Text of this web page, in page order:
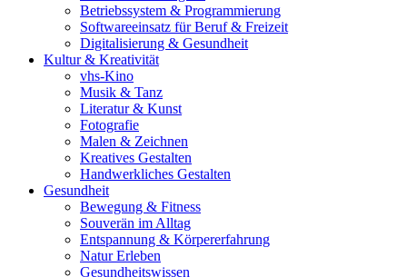
Betriebssystem & Programmierung
Softwareeinsatz für Beruf & Freizeit
Digitalisierung & Gesundheit
Kultur & Kreativität
vhs-Kino
Musik & Tanz
Literatur & Kunst
Fotografie
Malen & Zeichnen
Kreatives Gestalten
Handwerkliches Gestalten
Gesundheit
Bewegung & Fitness
Souverän im Alltag
Entspannung & Körpererfahrung
Natur Erleben
Gesundheitswissen